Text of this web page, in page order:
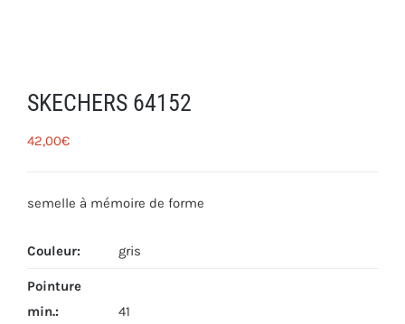
SKECHERS 64152
42,00€
semelle à mémoire de forme
Couleur: gris
Pointure
min.: 41